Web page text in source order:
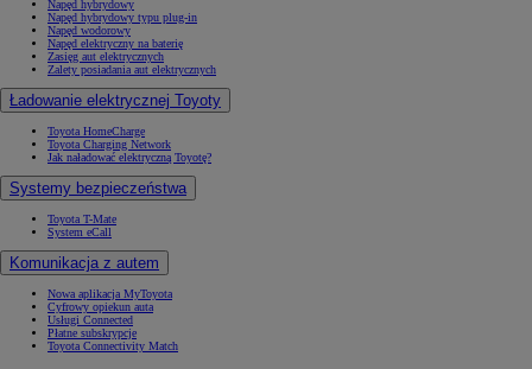
Napęd hybrydowy
Napęd hybrydowy typu plug-in
Napęd wodorowy
Napęd elektryczny na baterię
Zasięg aut elektrycznych
Zalety posiadania aut elektrycznych
Ładowanie elektrycznej Toyoty
Toyota HomeCharge
Toyota Charging Network
Jak naładować elektryczną Toyotę?
Systemy bezpieczeństwa
Toyota T-Mate
System eCall
Komunikacja z autem
Nowa aplikacja MyToyota
Cyfrowy opiekun auta
Usługi Connected
Płatne subskrypcje
Toyota Connectivity Match